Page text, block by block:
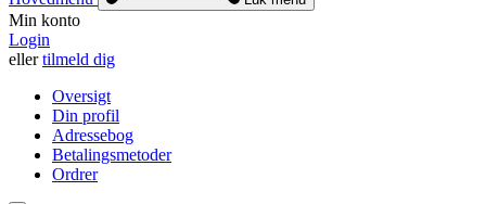
Min konto
Login
ellertilmeld dig
Oversigt
Din profil
Adressebog
Betalingsmetoder
Ordrer